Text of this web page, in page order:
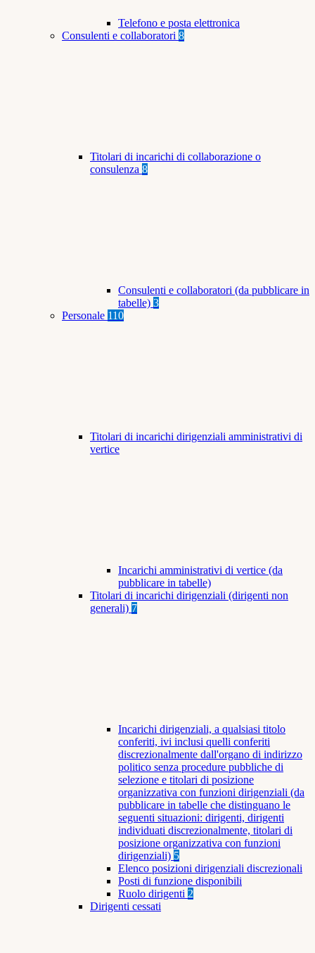
Telefono e posta elettronica
Consulenti e collaboratori 8
Titolari di incarichi di collaborazione o
consulenza 8
Consulenti e collaboratori (da pubblicare in
tabelle) 3
Personale 110
Titolari di incarichi dirigenziali amministrativi di
vertice
Incarichi amministrativi di vertice (da
pubblicare in tabelle)
Titolari di incarichi dirigenziali (dirigenti non
generali) 7
Incarichi dirigenziali, a qualsiasi titolo
conferiti, ivi inclusi quelli conferiti
discrezionalmente dall'organo di indirizzo
politico senza procedure pubbliche di
selezione e titolari di posizione
organizzativa con funzioni dirigenziali (da
pubblicare in tabelle che distinguano le
seguenti situazioni: dirigenti, dirigenti
individuati discrezionalmente, titolari di
posizione organizzativa con funzioni
dirigenziali) 5
Elenco posizioni dirigenziali discrezionali
Posti di funzione disponibili
Ruolo dirigenti 2
Dirigenti cessati